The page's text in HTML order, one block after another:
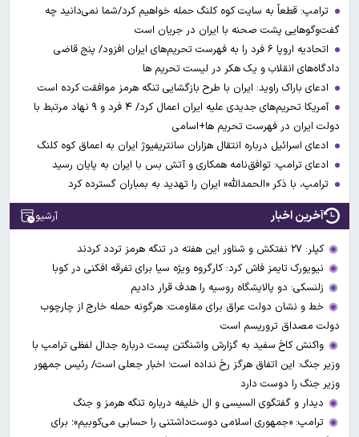
ترامپ: قطعاً به سایت کوه کلنگ حمله خواهیم کرد/شما نمی‌دانید چه
گفت‌وگوهایی پشت صحنه با ایران در جریان است
اتحادیه اروپا ۶ فرد را به فهرست تحریم‌های ایران افزود/ پنج قاضی
دادگاه‌های انقلاب و یک هکر در لیست تحریم ها
ادعای باراک راوید: ایران با طرح بازگشایی تنگه هرمز موافقت کرده است
آمریکا تحریم‌های جدیدی علیه ایران اعمال کرد/ ۴ فرد و ۹ نهاد مرتبط با
دولت ایران در فهرست تحریم ها+اسامی
ادعای اسرائیل درباره انتقال هزاران سانتریفیوژ ایران به اعماق کوه کلنگ
ادعای ترامپ: توافق‌نامه همکاری و آتش بس با ایران به پایان رسید
ترامپ، با ذکر «الحمدالله» ایران را تهدید به بمباران گسترده کرد
آخرین اخبار آرشیو
کپلر: ۲۷ نفتکش و شناور این هفته در تنگه هرمز تردد کردند
نیویورک تایمز فاش کرد: کارگروه ویژه سیا برای تفرقه افکنی در کوبا
زلنسکی: دو پالایشگاه روسیه را هدف قرار دادیم
خط و نشان دولت عراق برای مقاومت: هرگونه حمله خارج از چارچوب
دولت مصداق تروریسم است
واکنش کاخ سفید به گزارش واشنگتن پست درباره جدال لفظی ترامپ با
وزیر جنگ: این اتفاق هرگز رخ نداده است؛ اخبار جعلی است/ رئیس جمهور
وزیر جنگ را دوست دارد
دیدار و گفتگوی السیسی و ال خلیفه درباره تنگه هرمز و جنگ
ترامپ: «جمهوری اسلامی دوست‌داشتنی را حسابی می‌کوبیم»؛ برای